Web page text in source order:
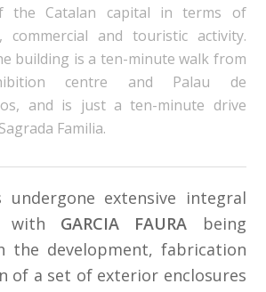
the Catalan capital in terms of
commercial and touristic activity.
building is a ten-minute walk from
centre and Palau de
and is just a ten-minute drive
Familia.
extensive integral
with GARCIA FAURA being
the development, fabrication
of a set of exterior enclosures